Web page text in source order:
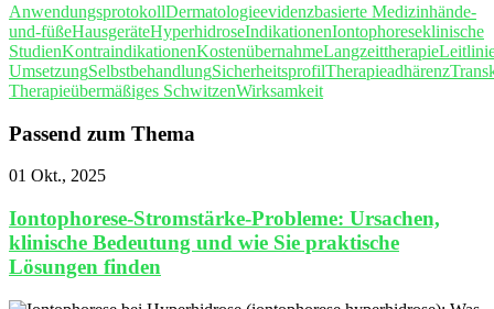
AnwendungsprotokollDermatologieevidenzbasierte Medizinhände-
und-füßeHausgeräteHyperhidroseIndikationenIontophoreseklinische
StudienKontraindikationenKostenübernahmeLangzeittherapie
UmsetzungSelbstbehandlungSicherheitsprofilTherapieadhärenz
Therapieübermäßiges SchwitzenWirksamkeit
Passend zum Thema
01 Okt., 2025
Iontophorese-Stromstärke-Probleme: Ursachen,
klinische Bedeutung und wie Sie praktische
Lösungen finden